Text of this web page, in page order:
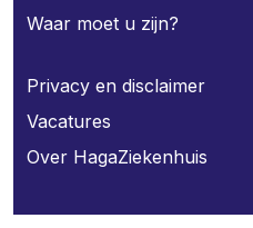
Waar moet u zijn?
Privacy en disclaimer
Vacatures
Over HagaZiekenhuis